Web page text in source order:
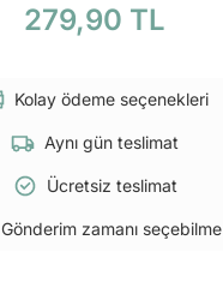
279,90 TL
Kolay ödeme seçenekleri
Aynı gün teslimat
Ücretsiz teslimat
Gönderim zamanı seçebilme